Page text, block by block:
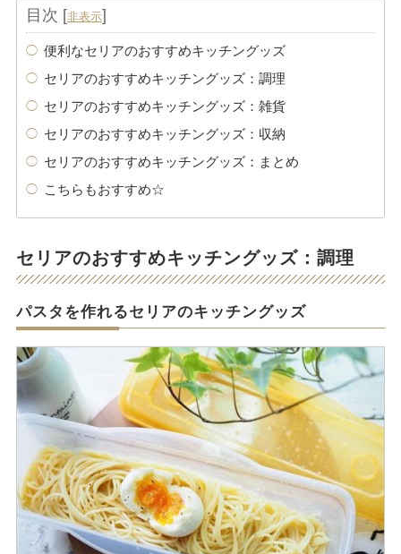
目次 [非表示]
便利なセリアのおすすめキッチングッズ
セリアのおすすめキッチングッズ：調理
セリアのおすすめキッチングッズ：雑貨
セリアのおすすめキッチングッズ：収納
セリアのおすすめキッチングッズ：まとめ
こちらもおすすめ☆
セリアのおすすめキッチングッズ：調理
パスタを作れるセリアのキッチングッズ